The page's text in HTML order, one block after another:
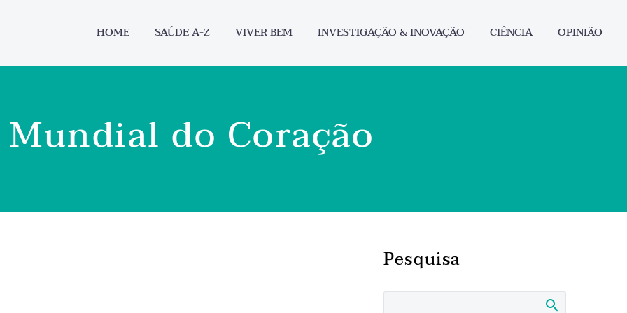
HOME SAÚDE A-Z VIVER BEM INVESTIGAÇÃO & INOVAÇÃO CIÊNCIA OPINIÃO
do Coração
Pesquisa